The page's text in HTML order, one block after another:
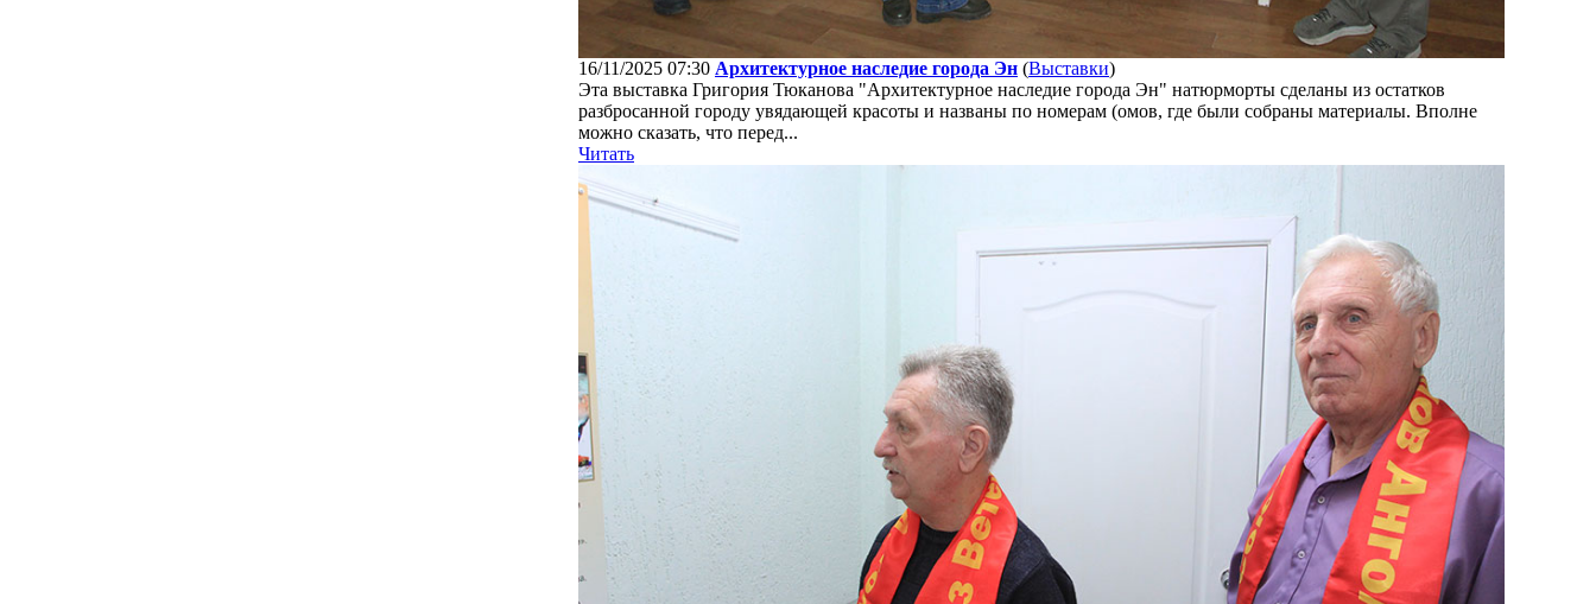
16/11/2025 07:30 Архитектурное наследие города Эн (Выставки)
Эта выставка Григория Тюканова "Архитектурное наследие города Эн" натюрморты сделаны из остатков
разбросанной городу увядающей красоты и названы по номерам (омов, где были собраны материалы. Вполне
можно сказать, что перед...
Читать